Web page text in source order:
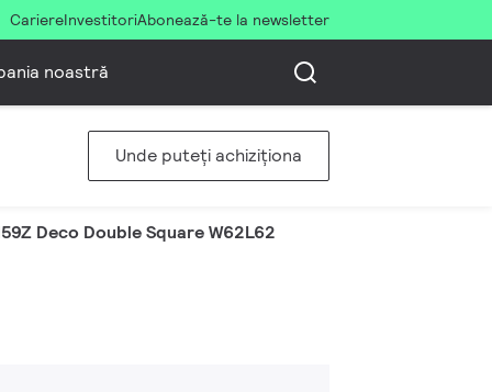
CariereInvestitoriAbonează-te la newsletter
noastră
Unde puteți achiziționa
Deco Double Square W62L62